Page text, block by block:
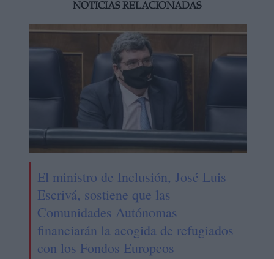
NOTICIAS RELACIONADAS
El ministro de Inclusión, José Luis
Escrivá, sostiene que las
Comunidades Autónomas
financiarán la acogida de refugiados
con los Fondos Europeos